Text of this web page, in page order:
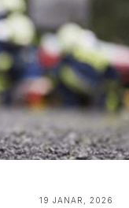
19 JANAR, 2026